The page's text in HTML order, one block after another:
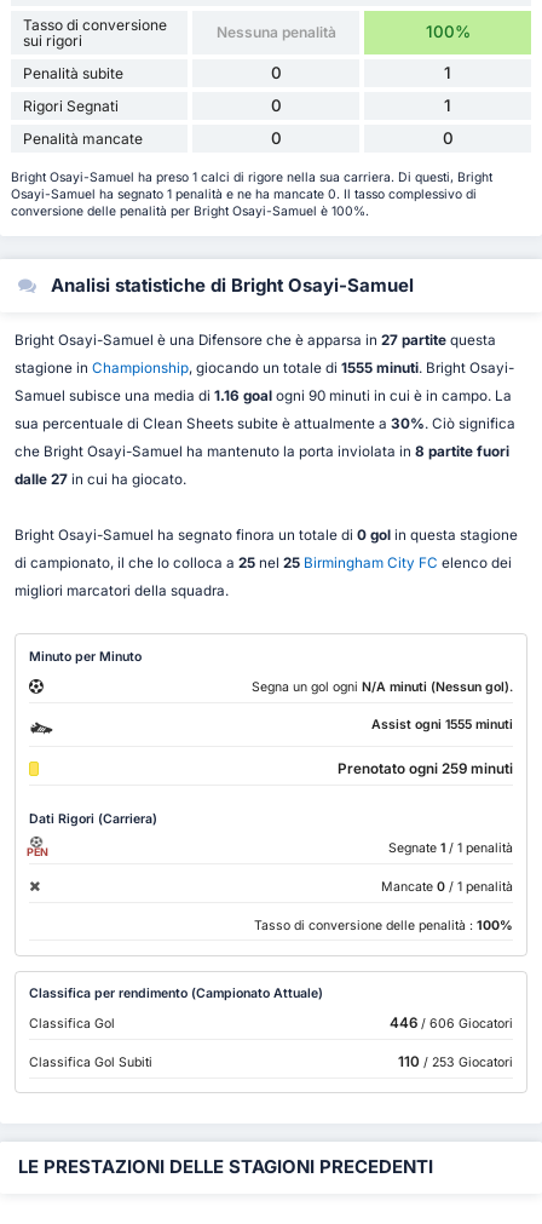
Tasso di conversione
sui rigori
Nessuna penalità 100%
Penalità subite 0 1
Rigori Segnati 0 1
Penalità mancate 0 0
Bright Osayi-Samuel ha preso 1 calci di rigore nella sua carriera. Di questi, Bright
Osayi-Samuel ha segnato 1 penalità e ne ha mancate 0. Il tasso complessivo di
conversione delle penalità per Bright Osayi-Samuel è 100%.
Analisi statistiche di Bright Osayi-Samuel
Bright Osayi-Samuel è una Difensore che è apparsa in 27 partitequesta
stagione in Championship, giocando un totale di 1555 minuti. Bright Osayi-
Samuel subisce una media di 1.16 goalogni 90 minuti in cui è in campo. La
sua percentuale di Clean Sheets subite è attualmente a 30%. Ciò significa
che Bright Osayi-Samuel ha mantenuto la porta inviolata in 8 partite fuori
dalle 27in cui ha giocato.
Bright Osayi-Samuel ha segnato finora un totale di 0 golin questa stagione
di campionato, il che lo colloca a 25nel 25 Birmingham City FC elenco dei
migliori marcatori della squadra.
Minuto per Minuto
Segna un gol ogni N/A minuti (Nessun gol).
Assist ogni 1555 minuti
Prenotato ogni 259 minuti
Dati Rigori (Carriera)
PEN Segnate 1 / 1 penalità
Mancate 0 / 1 penalità
Tasso di conversione delle penalità : 100%
Classifica per rendimento (Campionato Attuale)
Classifica Gol
446/ 606 Giocatori
Classifica Gol Subiti 110 / 253 Giocatori
LE PRESTAZIONI DELLE STAGIONI PRECEDENTI